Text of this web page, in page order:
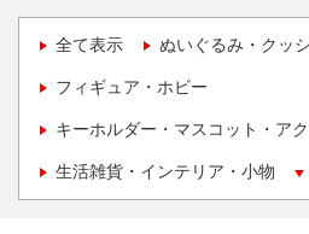
全て表示 ぬいぐるみ・クッ
フィギュア・ホビー
キーホルダー・マスコット・ア
生活雑貨・インテリア・小物